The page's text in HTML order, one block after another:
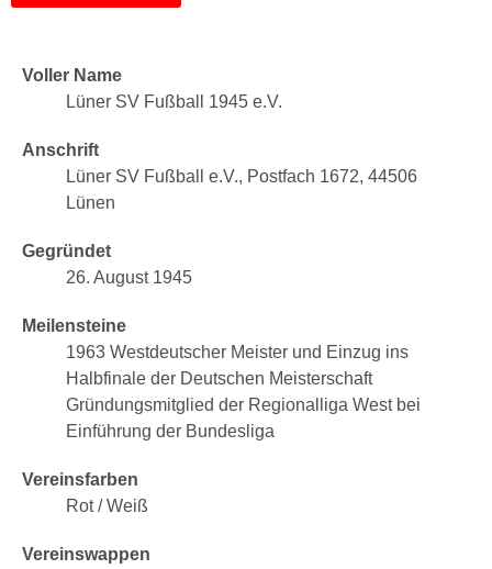
Voller Name
Lüner SV Fußball 1945 e.V.
Anschrift
Lüner SV Fußball e.V., Postfach 1672, 44506
Lünen
Gegründet
26. August 1945
Meilensteine
1963 Westdeutscher Meister und Einzug ins
Halbfinale der Deutschen Meisterschaft
Gründungsmitglied der Regionalliga West bei
Einführung der Bundesliga
Vereinsfarben
Rot / Weiß
Vereinswappen